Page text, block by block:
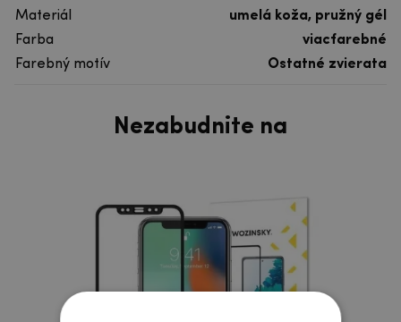
Materiál
umelá koža, pružný gél
Farba
viacfarebné
Farebný motív
Ostatné zvierata
Nezabudnite na